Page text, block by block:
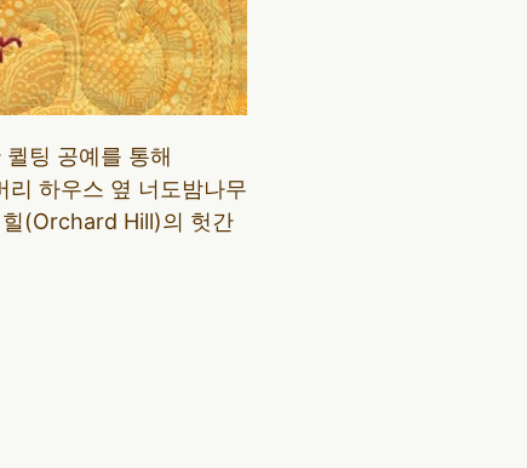
팅 공예를 통해
하우스 옆 너도밤나무
(Orchard Hill)의 헛간